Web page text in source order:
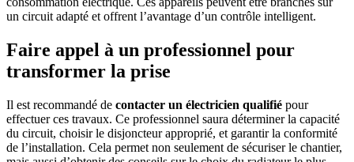
un circuit adapté et offrent l’avantage d’un contrôle intelligent.
Faire appel à un professionnel pour
transformer la prise
Il est recommandé de contacter un électricien qualifié pour
effectuer ces travaux. Ce professionnel saura déterminer la capacité
du circuit, choisir le disjoncteur approprié, et garantir la conformité
de l’installation. Cela permet non seulement de sécuriser le chantier,